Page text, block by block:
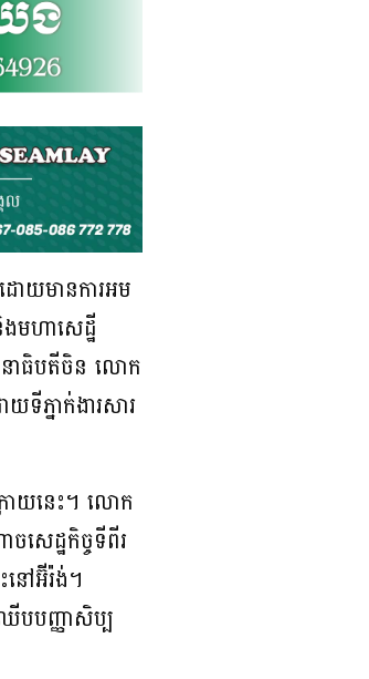
ោយមានការអម
ហាសេដ្ឋី
នាធិបតីចិន លោក
ទីភ្នាក់ងារសារ
ោយនេះ។ លោក
សេដ្ឋកិច្ចទីពីរ
នៅអ៊ីរ៉ង់។
បបញ្ញាសិប្ប